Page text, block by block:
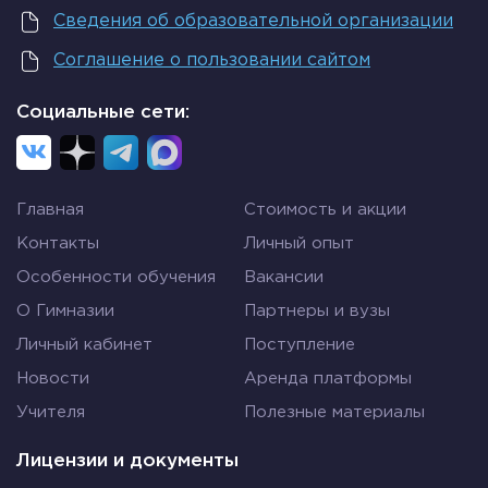
Глебович упоминаются в «Слове» как живые: оба
умерли в 1187 году.
датируется между 1185 и 1887 годами.
Кто же является автором
«Слова»?
Это современник событий, но до сих пор не
известно, кто это: летописец, сокольничий при
князе или монах. Академик Д. Лихачев, знаток
человек, которому не чужда судьба государства.
Сведения об образовательной организации
Соглашение о пользовании сайтом
Социальные сети:
Главная Стоимость и акции
Контакты Личный опыт
Особенности обучения Вакансии
О Гимназии Партнеры и вузы
Личный кабинет Поступление
Новости Аренда платформы
Учителя Полезные материалы
Лицензии и документы